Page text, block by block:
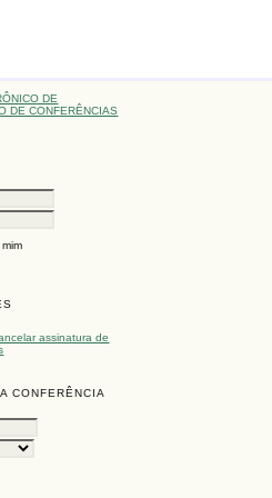
DE
DE CONFERÊNCIAS
assinatura de
CONFERÊNCIA